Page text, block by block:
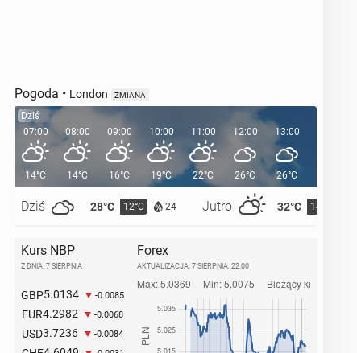
Pogoda • London ZMIANA
Dziś
07:00
14°C
Dziś 28°C 12°C 24 Jutro 32°C 14°C
08:00
14°C
09:00
16°C
10:00
19°C
11:00
22°C
12:00
26°C
13:00
26°C
Kurs NBP
Z DNIA: 7 SIERPNIA
GBP5.0134 -0.0085
EUR4.2982 -0.0068
USD3.7236 -0.0084
Forex
AKTUALIZACJA: 7 SIERPNIA, 22:00